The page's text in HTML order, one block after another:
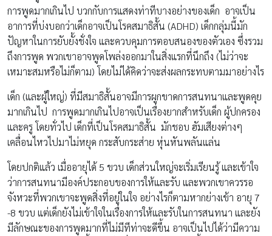
การพูดมากเกินไป บวกกับการแสดงท่าทีบางอย่างของเด็ก อาจเป็น
อาการที่บ่งบอกว่าเด็กอาจเป็นโรคสมาธิสั้น (ADHD) เด็กกลุ่มนี้มัก
ปัญหาในการยับยั้งชั่งใจ และควบคุมการตอบสนองของตัวเอง ซึ่งรวม
ถึงการพูด พวกเขาอาจพูดโพล่งออกมาในสิ่งแรกที่นึกถึง (ไม่ว่าจะ
เหมาะสมหรือไม่ก็ตาม) โดยไม่ได้คิดว่าจะส่งผลกระทบตามมาอย่างไร
เด็ก (และผู้ใหญ่) ที่มีสมาธิสั้นอาจมีการผูกขาดการสนทนาและพูดคุย
มากเกินไป การพูดมากเกินไปอาจเป็นเรื่องยากสำหรับเด็ก ผู้ปกครอง
และครู โดยทั่วไป เด็กที่เป็นโรคสมาธิสั้น มักชอบ ฮัมเสียงต่างๆ
เคลื่อนไหวไปมาไม่หยุด กระสับกระส่าย หุ่นหันพลันแล่น
โดยปกติแล้ว เมื่ออายุได้ 5 ขวบ เด็กส่วนใหญ่จะเริ่มเรียนรู้ และเข้าใจ
ว่าการสนทนามีองค์ประกอบของการให้และรับ และพวกเขาควรรอ
จังหวะที่พวกเขาจะพูดสิ่งที่อยู่ในใจ อย่างไรก็ตามหากย่างเข้า อายุ 7
-8 ขวบ แต่เด็กยังไม่เข้าใจในเรื่องการให้และรับในการสนทนา และยัง
มีลักษณะของการพูดมากที่ไม่มีทีท่าจะดีขึ้น อาจเป็นไปได้ว่ามีความ